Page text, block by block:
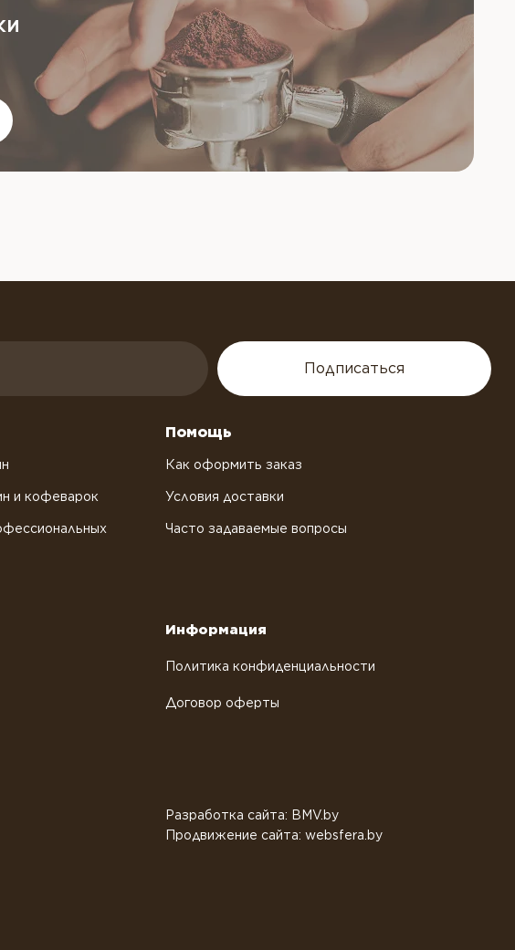
Подписаться
и кофеварок
Помощь
Как оформить заказ
Условия доставки
Часто задаваемые вопросы
Информация
Политика конфиденциальности
Договор оферты
Разработка сайта: BMV.by
Продвижение сайта: websfera.by